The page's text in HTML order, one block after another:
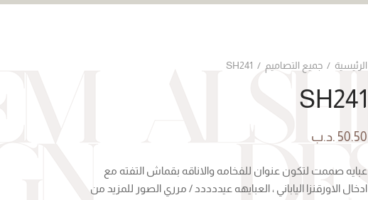
الرئيسية / جميع التصاميم /
SH241
50.50 .د.ب
عبايه صممت لتكون عنوان للفخامه والاناقه بقماش التفته مع
ادخال الاورقنزا الياباني ، العبايهه عيددددد / مرري الصور للمزيد من